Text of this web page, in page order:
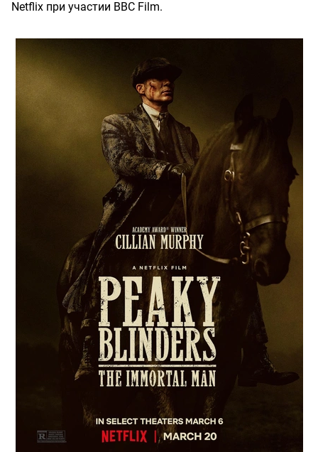
Netflix при участии BBC Film.